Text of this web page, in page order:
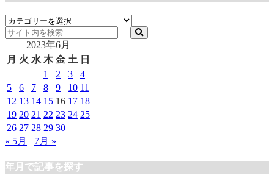
カ
テ
リ
2023年6月
月 火 水 木 金 土 日
1
2 3
4
5
6 7 8 9 10 11
12 13 14 15 16 17 18
19 20 21 22 23 24 25
26 27 28 29 30
« 5月
7月 »
年月で記事を探す